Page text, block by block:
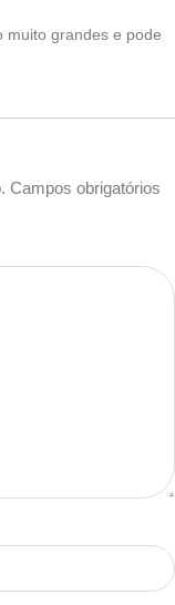
muito grandes e pode
Campos obrigatórios